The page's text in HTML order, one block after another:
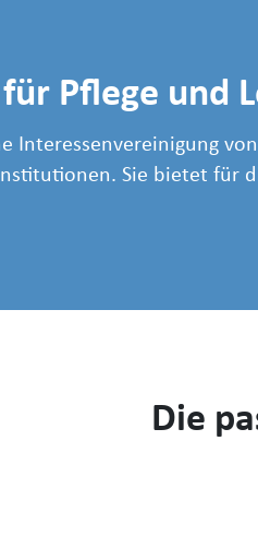
Pflege und
Interessenvereinigung
Sie bietet für
Die